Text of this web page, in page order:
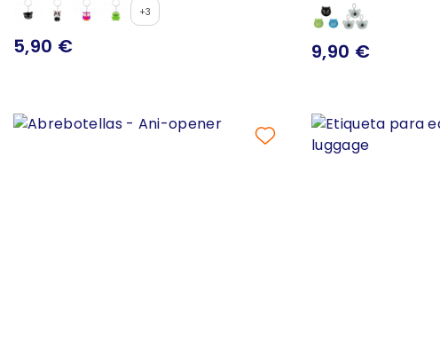
+3
5,90 € 9,90 €